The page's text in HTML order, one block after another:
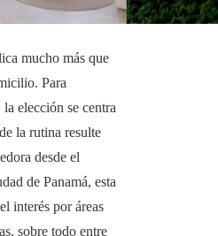
mucho más que
Para
la elección se centra
la rutina resulte
desde el
de Panamá, esta
interés por áreas
sobre todo entre